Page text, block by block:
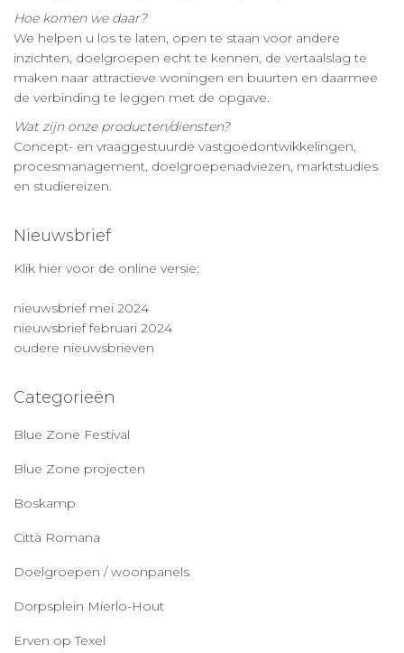
Hoe komen we daar?
We helpen u los te laten, open te staan voor andere
inzichten, doelgroepen echt te kennen, de vertaalslag te
maken naar attractieve woningen en buurten en daarmee
de verbinding te leggen met de opgave.
Wat zijn onze producten/diensten?
Concept- en vraaggestuurde vastgoedontwikkelingen,
procesmanagement, doelgroepenadviezen, marktstudies
en studiereizen.
Nieuwsbrief
Klik hier voor de online versie:
nieuwsbrief mei 2024
nieuwsbrief februari 2024
oudere nieuwsbrieven
Categorieën
Blue Zone Festival
Blue Zone projecten
Boskamp
Città Romana
Doelgroepen / woonpanels
Dorpsplein Mierlo-Hout
Erven op Texel